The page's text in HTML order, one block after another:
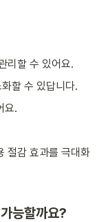
리할 수 있어요.
할 수 있답니다.
요.
절감 효과를 극대화
능할까요?